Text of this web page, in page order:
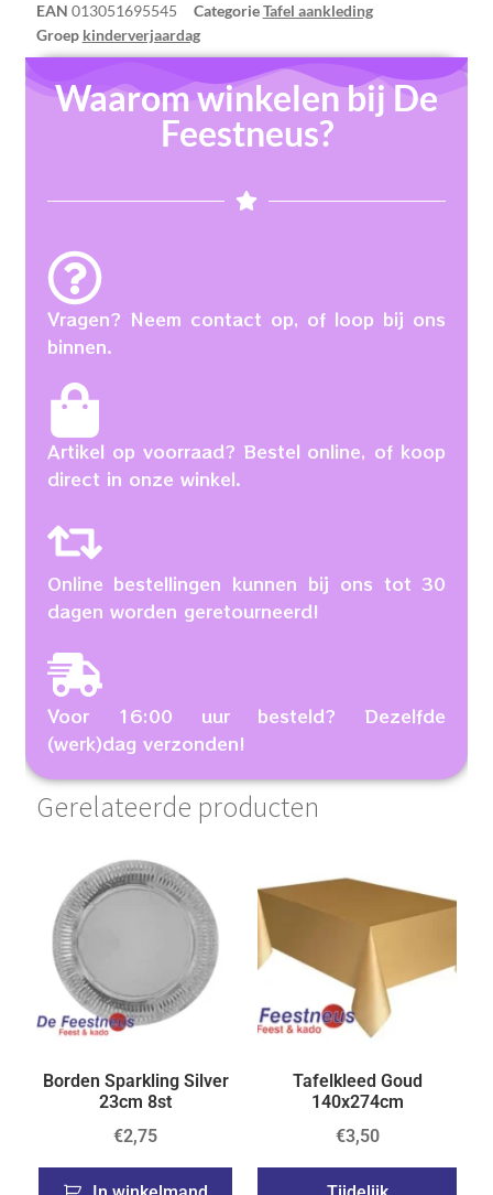
EAN 013051695545 CategorieTafel aankleding
Groep kinderverjaardag
Waarom winkelen bij De
Feestneus?
Vragen? Neem contact op, of loop bij ons
binnen.
Artikel op voorraad? Bestel online, of koop
direct in onze winkel.
Online bestellingen kunnen bij ons tot 30
dagen worden geretourneerd!
Voor 16:00 uur besteld? Dezelfde
(werk)dag verzonden!
Gerelateerde producten
Borden Sparkling Silver
23cm 8st
€2,75
Tafelkleed Goud
140x274cm
€3,50